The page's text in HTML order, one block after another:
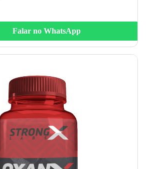
Falar no WhatsApp